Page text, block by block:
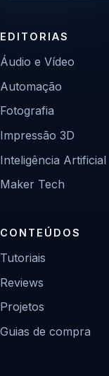
EDITORIAS
Áudio e Vídeo
Automação
Fotografia
Impressão 3D
Inteligência Artificial
Maker Tech
CONTEÚDOS
Tutoriais
Reviews
Projetos
Guias de compra